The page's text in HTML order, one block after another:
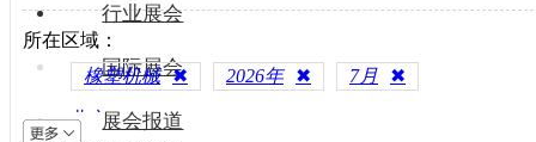
行业展会
国际展会
展会报道
橡塑机械 ✖ 2026年 ✖ 7月 ✖
所在区域：
北京